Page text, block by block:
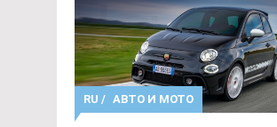
RU / АВТО И МОТО